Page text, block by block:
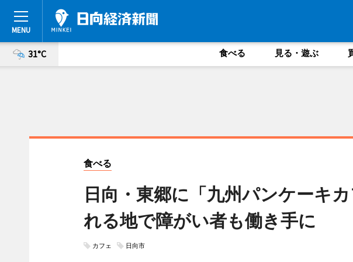
31°C 食べる 見る・遊ぶ
食べる
日向・東郷に「九州パンケーキ
れる地で障がい者も働き手に
カフェ 日向市